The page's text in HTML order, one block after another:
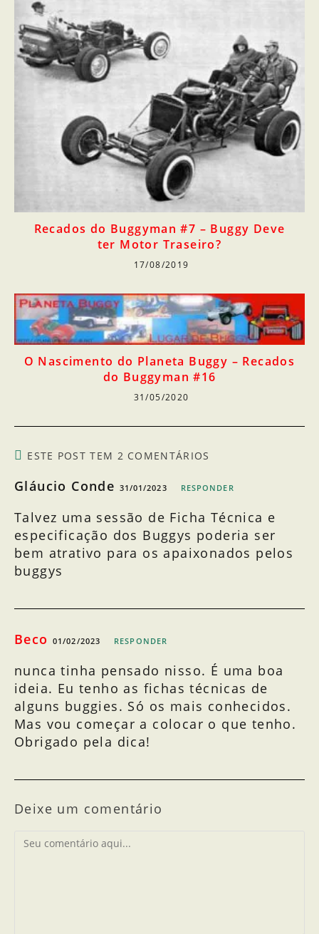
Recados do Buggyman #7 – Buggy Deve
ter Motor Traseiro?
17/08/2019
O Nascimento do Planeta Buggy – Recados
do Buggyman #16
31/05/2020
ESTE POST TEM 2 COMENTÁRIOS
Gláucio Conde 31/01/2023 RESPONDER
Talvez uma sessão de Ficha Técnica e
especificação dos Buggys poderia ser
bem atrativo para os apaixonados pelos
buggys
Beco 01/02/2023 RESPONDER
nunca tinha pensado nisso. É uma boa
ideia. Eu tenho as fichas técnicas de
alguns buggies. Só os mais conhecidos.
Mas vou começar a colocar o que tenho.
Obrigado pela dica!
Deixe um comentário